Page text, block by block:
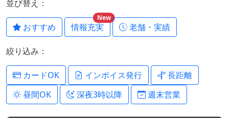
並び替え：
おすすめ 情報充実
New
老舗・実績
絞り込み：
カードOK インボイス発行
長距離
昼間OK
深夜3時以降 週末営業